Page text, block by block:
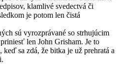
klamlivé svedectvá či
je potom len čistá
sú vyrozprávané so strhujúcim
len John Grisham. Je to
sa zdá, že bitka je už prehratá a